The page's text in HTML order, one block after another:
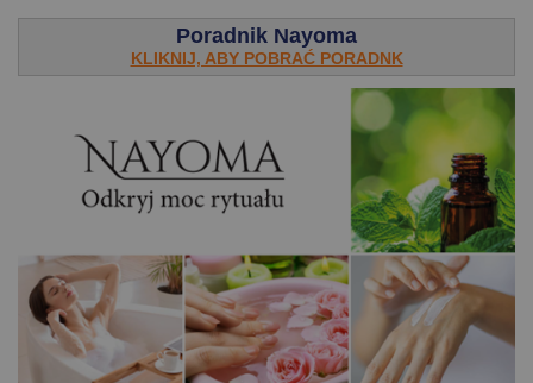
Poradnik Nayoma
KLIKNIJ, ABY POBRAĆ PORADNK